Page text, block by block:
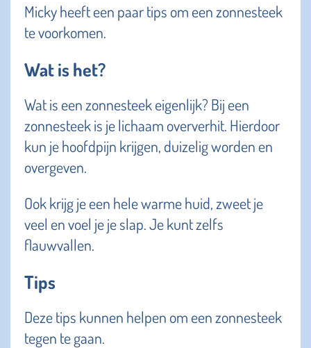
Mickyheeft een paar tips om een zonnesteek
te voorkomen.
Wat is het?
Wat is een zonnesteek eigenlijk? Bij een
zonnesteek is je lichaam oververhit. Hierdoor
kun je hoofdpijn krijgen, duizelig worden en
overgeven.
Ook krijg je een hele warme huid, zweet je
veel en voel je je slap. Je kunt zelfs
flauwvallen.
Tips
Deze tips kunnen helpen om een zonnesteek
tegen te gaan.